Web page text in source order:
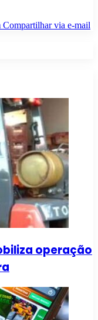
Compartilhar via e-mail
operação